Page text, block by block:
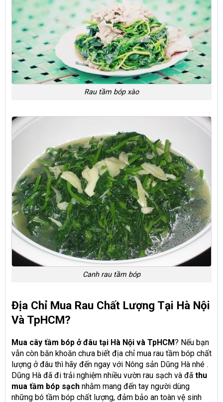
Rau tầm bóp xào
Canh rau tầm bóp
Địa Chỉ Mua Rau Chất Lượng Tại Hà Nội
Và TpHCM?
Mua cây tầm bóp ở đâu tại Hà Nội và TpHCM? Nếu bạn
vẫn còn băn khoăn chưa biết địa chỉ mua rau tầm bóp chất
lượng ở đâu thì hãy đến ngay với Nông sản Dũng Hà nhé .
Dũng Hà đã đi trải nghiệm nhiều vườn rau sạch và đã thu
mua tầm bóp sạch nhằm mang đến tay người dùng
những bó tầm bóp chất lượng, đảm bảo an toàn vệ sinh